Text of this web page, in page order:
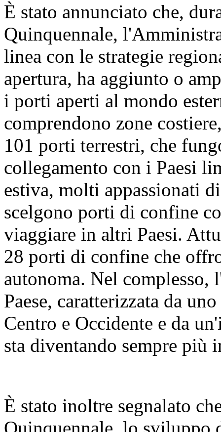
È stato annunciato che,
Quinquennale,
linea con le strategie
apertura, ha aggiunto o
i porti aperti al mondo
comprendono zone
101 porti terrestri, che
collegamento con i Paesi
estiva, molti appassionati
scelgono porti di confine
viaggiare in altri Paesi.
28 porti di confine che
autonoma. Nel
Paese, caratterizzata da
Centro e Occidente e da
sta diventando sempre più
È stato inoltre segnalato
Quinquennale, lo sviluppo